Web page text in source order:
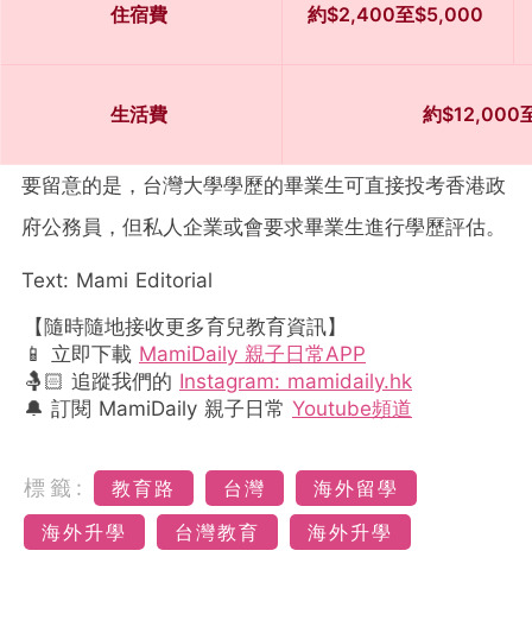
住宿費 約$2,400至$5,000
生活費 約$12,000
要留意的是，台灣大學學歷的畢業生可直接投考香港政
府公務員，但私人企業或會要求畢業生進行學歷評估。
Text: Mami Editorial
【隨時隨地接收更多育兒教育資訊】
📱 立即下載 MamiDaily 親子日常APP
🤱🏻 追蹤我們的 Instagram: mamidaily.hk
🔔 訂閱 MamiDaily 親子日常 Youtube頻道
標籤: 教育路 台灣
海外留學
海外升學
台灣教育 海外升學